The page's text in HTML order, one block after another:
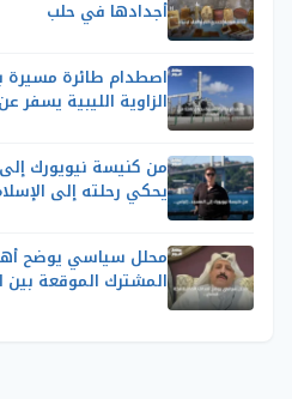
أجدادها في حلب
اصطدام طائرة مسيرة
الزاوية الليبية
من كنيسة نيويورك
يحكي رحلته إلى
محلل سياسي يوضح
المشترك الموقعة بين